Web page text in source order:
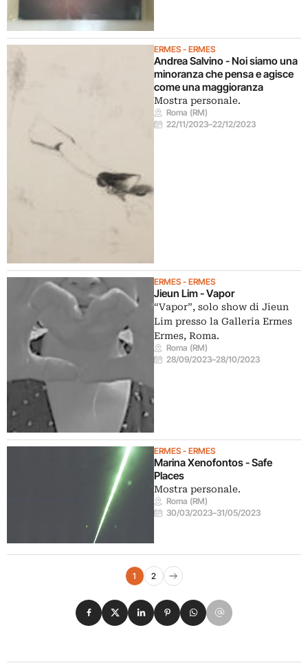
ERMES - ERMES
Andrea Salvino - Noi siamo una
minoranza che pensa e agisce
come una maggioranza
Mostra personale.
Roma (RM)
22/11/2023–22/12/2023
ERMES - ERMES
Jieun Lim - Vapor
“Vapor”, solo show di Jieun
Lim presso la Galleria Ermes
Ermes, Roma.
Roma (RM)
28/09/2023–28/10/2023
ERMES - ERMES
Marina Xenofontos - Safe
Places
Mostra personale.
Roma (RM)
30/03/2023–31/05/2023
Navigazione eventi1 2
Pagina successiva
Condividi su Facebook
Condividi su X
Condividi su LinkedIn
Condividi su Pinterest
Condividi su WhatsApp
Condividi su Email